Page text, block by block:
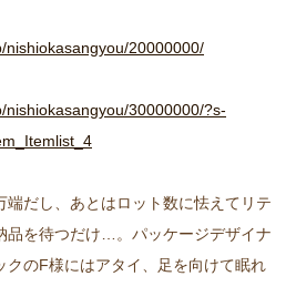
nishiokasangyou/20000000/
30000000/?s-
端だし、あとはロット数に怯えてリテ
品を待つだけ…。パッケージデザイナ
クのF様にはアタイ、足を向けて眠れ